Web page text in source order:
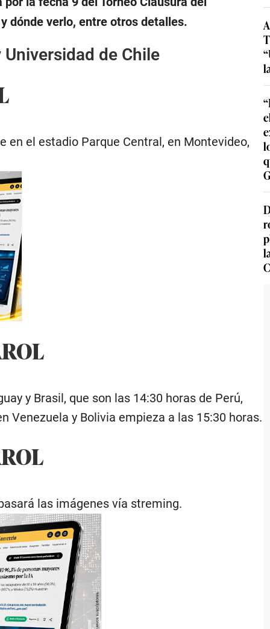
dónde verlo, entre otros detalles.
de Chile
en el estadio Parque Central, en Montevideo,
y Brasil, que son las 14:30 horas de Perú,
Venezuela y Bolivia empieza a las 15:30 horas.
las imágenes vía streming.